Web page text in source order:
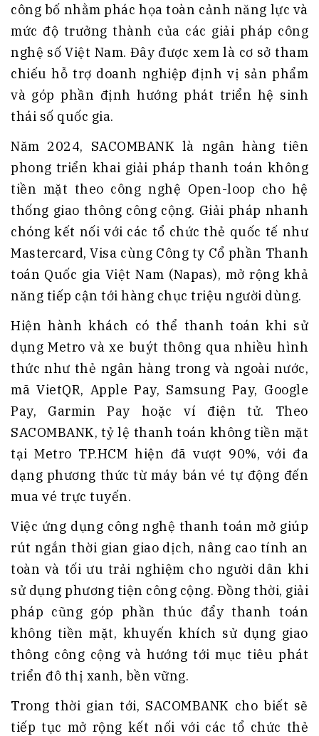
công bố nhằm phác họa toàn cảnh năng lực và
mức độ trưởng thành của các giải pháp công
nghệ số Việt Nam. Đây được xem là cơ sở tham
chiếu hỗ trợ doanh nghiệp định vị sản phẩm
và góp phần định hướng phát triển hệ sinh
thái số quốc gia.
Năm 2024, SACOMBANK là ngân hàng tiên
phong triển khai giải pháp thanh toán không
tiền mặt theo công nghệ Open-loop cho hệ
thống giao thông công cộng. Giải pháp nhanh
chóng kết nối với các tổ chức thẻ quốc tế như
Mastercard, Visa cùng Công ty Cổ phần Thanh
toán Quốc gia Việt Nam (Napas), mở rộng khả
năng tiếp cận tới hàng chục triệu người dùng.
Hiện hành khách có thể thanh toán khi sử
dụng Metro và xe buýt thông qua nhiều hình
thức như thẻ ngân hàng trong và ngoài nước,
mã VietQR, Apple Pay, Samsung Pay, Google
Pay, Garmin Pay hoặc ví điện tử. Theo
SACOMBANK, tỷ lệ thanh toán không tiền mặt
tại Metro TP.HCM hiện đã vượt 90%, với đa
dạng phương thức từ máy bán vé tự động đến
mua vé trực tuyến.
Việc ứng dụng công nghệ thanh toán mở giúp
rút ngắn thời gian giao dịch, nâng cao tính an
toàn và tối ưu trải nghiệm cho người dân khi
sử dụng phương tiện công cộng. Đồng thời, giải
pháp cũng góp phần thúc đẩy thanh toán
không tiền mặt, khuyến khích sử dụng giao
thông công cộng và hướng tới mục tiêu phát
triển đô thị xanh, bền vững.
Trong thời gian tới, SACOMBANK cho biết sẽ
tiếp tục mở rộng kết nối với các tổ chức thẻ